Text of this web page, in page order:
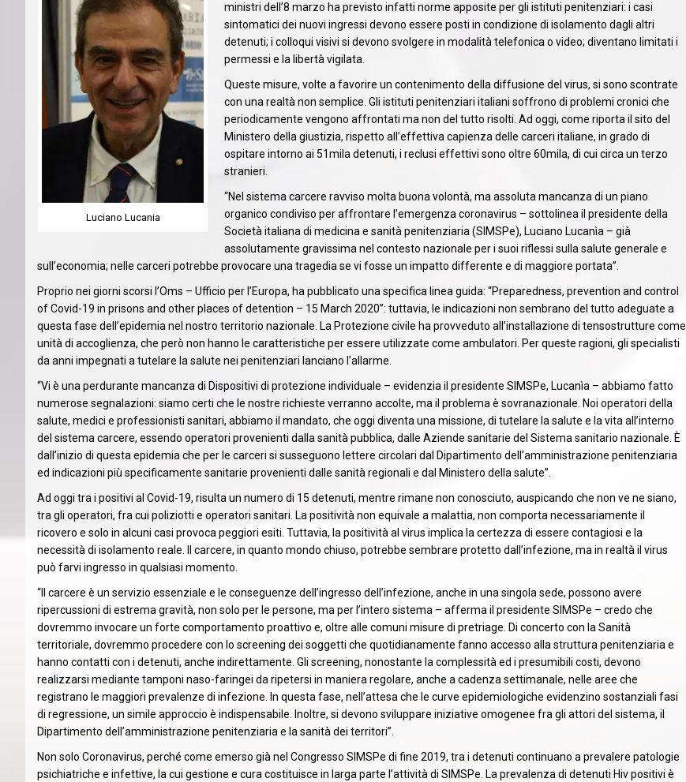
Luciano Lucania
ministri dell’8 marzo ha previsto infatti norme apposite per gli istituti penitenziari: i casi
sintomatici dei nuovi ingressi devono essere posti in condizione di isolamento dagli altri
detenuti; i colloqui visivi si devono svolgere in modalità telefonica o video; diventano limitati i
permessi e la libertà vigilata.
Queste misure, volte a favorire un contenimento della diffusione del virus, si sono scontrate
con una realtà non semplice. Gli istituti penitenziari italiani soffrono di problemi cronici che
periodicamente vengono affrontati ma non del tutto risolti. Ad oggi, come riporta il sito del
Ministero della giustizia, rispetto all’effettiva capienza delle carceri italiane, in grado di
ospitare intorno ai 51mila detenuti, i reclusi effettivi sono oltre 60mila, di cui circa un terzo
stranieri.
“Nel sistema carcere ravviso molta buona volontà, ma assoluta mancanza di un piano
organico condiviso per affrontare l’emergenza coronavirus – sottolinea il presidente della
Società italiana di medicina e sanità penitenziaria (SIMSPe), Luciano Lucanìa – già
assolutamente gravissima nel contesto nazionale per i suoi riflessi sulla salute generale e
sull’economia; nelle carceri potrebbe provocare una tragedia se vi fosse un impatto differente e di maggiore portata”.
Proprio nei giorni scorsi l’Oms – Ufficio per l’Europa, ha pubblicato una specifica linea guida: “Preparedness, prevention and control
of Covid-19 in prisons and other places of detention – 15 March 2020”: tuttavia, le indicazioni non sembrano del tutto adeguate a
questa fase dell’epidemia nel nostro territorio nazionale. La Protezione civile ha provveduto all’installazione di tensostrutture come
unità di accoglienza, che però non hanno le caratteristiche per essere utilizzate come ambulatori. Per queste ragioni, gli specialisti
da anni impegnati a tutelare la salute nei penitenziari lanciano l’allarme.
“Vi è una perdurante mancanza di Dispositivi di protezione individuale – evidenzia il presidente SIMSPe, Lucanìa – abbiamo fatto
numerose segnalazioni: siamo certi che le nostre richieste verranno accolte, ma il problema è sovranazionale. Noi operatori della
salute, medici e professionisti sanitari, abbiamo il mandato, che oggi diventa una missione, di tutelare la salute e la vita all’interno
del sistema carcere, essendo operatori provenienti dalla sanità pubblica, dalle Aziende sanitarie del Sistema sanitario nazionale. È
dall’inizio di questa epidemia che per le carceri si susseguono lettere circolari dal Dipartimento dell’amministrazione penitenziaria
ed indicazioni più specificamente sanitarie provenienti dalle sanità regionali e dal Ministero della salute”.
Ad oggi tra i positivi al Covid-19, risulta un numero di 15 detenuti, mentre rimane non conosciuto, auspicando che non ve ne siano,
tra gli operatori, fra cui poliziotti e operatori sanitari. La positività non equivale a malattia, non comporta necessariamente il
ricovero e solo in alcuni casi provoca peggiori esiti. Tuttavia, la positività al virus implica la certezza di essere contagiosi e la
necessità di isolamento reale. Il carcere, in quanto mondo chiuso, potrebbe sembrare protetto dall’infezione, ma in realtà il virus
può farvi ingresso in qualsiasi momento.
“Il carcere è un servizio essenziale e le conseguenze dell’ingresso dell’infezione, anche in una singola sede, possono avere
ripercussioni di estrema gravità, non solo per le persone, ma per l’intero sistema – afferma il presidente SIMSPe – credo che
dovremmo invocare un forte comportamento proattivo e, oltre alle comuni misure di pretriage. Di concerto con la Sanità
territoriale, dovremmo procedere con lo screening dei soggetti che quotidianamente fanno accesso alla struttura penitenziaria e
hanno contatti con i detenuti, anche indirettamente. Gli screening, nonostante la complessità ed i presumibili costi, devono
realizzarsi mediante tamponi naso-faringei da ripetersi in maniera regolare, anche a cadenza settimanale, nelle aree che
registrano le maggiori prevalenze di infezione. In questa fase, nell’attesa che le curve epidemiologiche evidenzino sostanziali fasi
di regressione, un simile approccio è indispensabile. Inoltre, si devono sviluppare iniziative omogenee fra gli attori del sistema, il
Dipartimento dell’amministrazione penitenziaria e la sanità dei territori”.
Non solo Coronavirus, perché come emerso già nel Congresso SIMSPe di fine 2019, tra i detenuti continuano a prevalere patologie
psichiatriche e infettive, la cui gestione e cura costituisce in larga parte l’attività di SIMSPe. La prevalenza di detenuti Hiv positivi è